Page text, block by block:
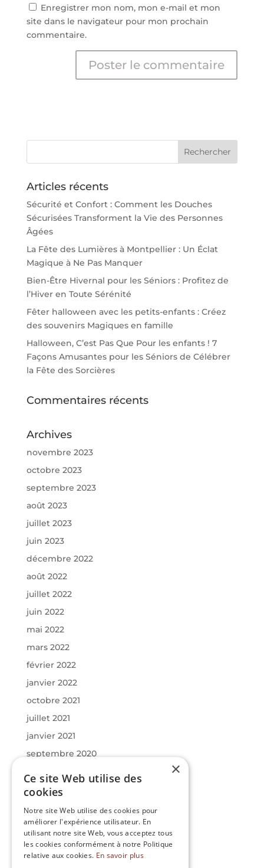
Enregistrer mon nom, mon e-mail et mon
site dans le navigateur pour mon prochain
commentaire.
Articles récents
Sécurité et Confort : Comment les Douches
Sécurisées Transforment la Vie des Personnes
Âgées
La Fête des Lumières à Montpellier : Un Éclat
Magique à Ne Pas Manquer
Bien-Être Hivernal pour les Séniors : Profitez de
l’Hiver en Toute Sérénité
Fêter halloween avec les petits-enfants : Créez
des souvenirs Magiques en famille
Halloween, C’est Pas Que Pour les enfants ! 7
Façons Amusantes pour les Séniors de Célébrer
la Fête des Sorcières
Commentaires récents
Archives
novembre 2023
octobre 2023
septembre 2023
août 2023
juillet 2023
juin 2023
décembre 2022
août 2022
juillet 2022
juin 2022
mai 2022
mars 2022
février 2022
janvier 2022
octobre 2021
juillet 2021
janvier 2021
septembre 2020
mars 2020
janvier 2020
Catégories
Actualités
×
Ce site Web utilise des
cookies
Notre site Web utilise des cookies pour
améliorer l'expérience utilisateur. En
utilisant notre site Web, vous acceptez tous
les cookies conformément à notre Politique
relative aux cookies. En savoir plus